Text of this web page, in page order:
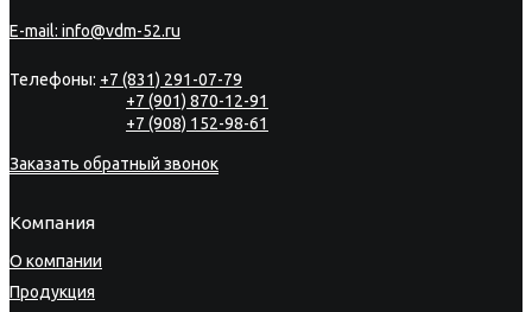
E-mail: info@vdm-52.ru
Телефоны: +7 (831) 291-07-79
+7 (901) 870-12-91
+7 (908) 152-98-61
Заказать обратный звонок
Компания
О компании
Продукция